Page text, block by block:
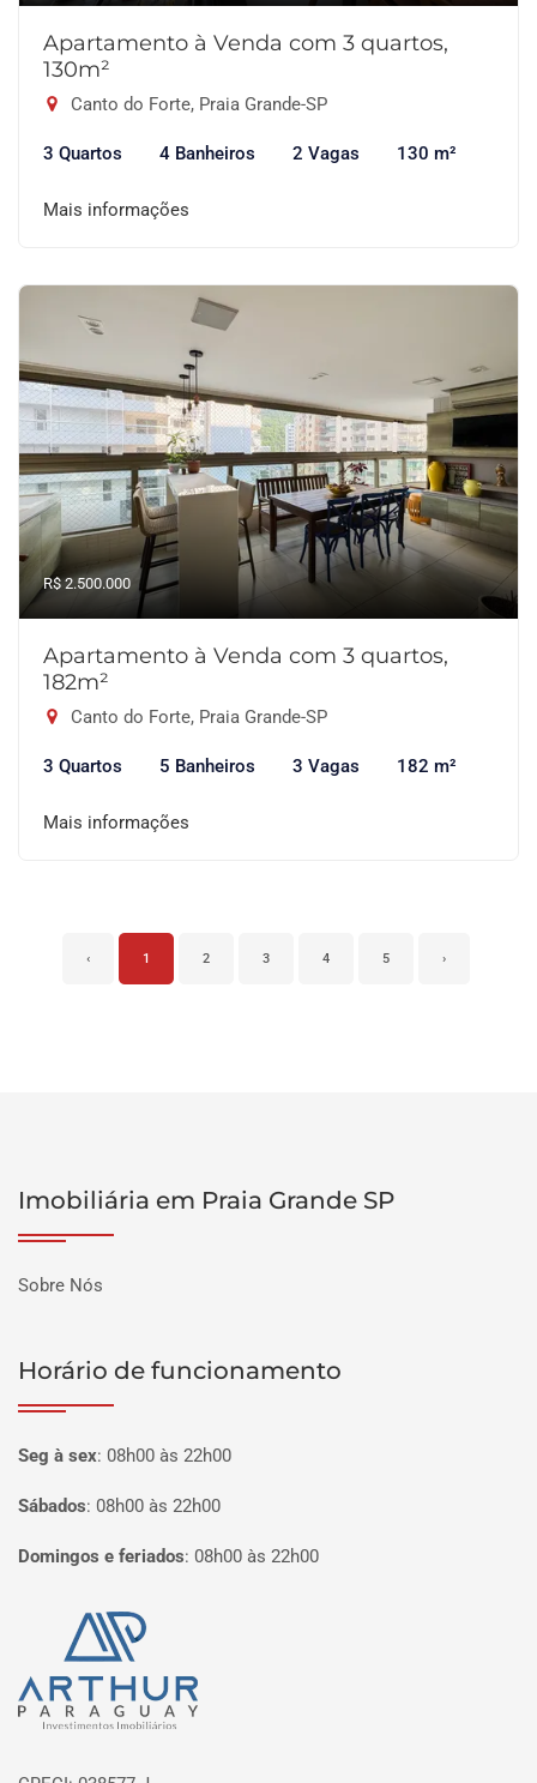
Apartamento à Venda com 3 quartos,
130m²
Canto do Forte, Praia Grande-SP
3 Quartos 4 Banheiros 2 Vagas 130 m²
Mais informações
R$ 2.500.000
Apartamento à Venda com 3 quartos,
182m²
Canto do Forte, Praia Grande-SP
3 Quartos 5 Banheiros 3 Vagas 182 m²
Mais informações
‹ 1 2 3 4 5 ›
Imobiliária em Praia Grande SP
Sobre Nós
Horário de funcionamento
Seg à sex: 08h00 às 22h00
Sábados: 08h00 às 22h00
Domingos e feriados: 08h00 às 22h00
Página inicial